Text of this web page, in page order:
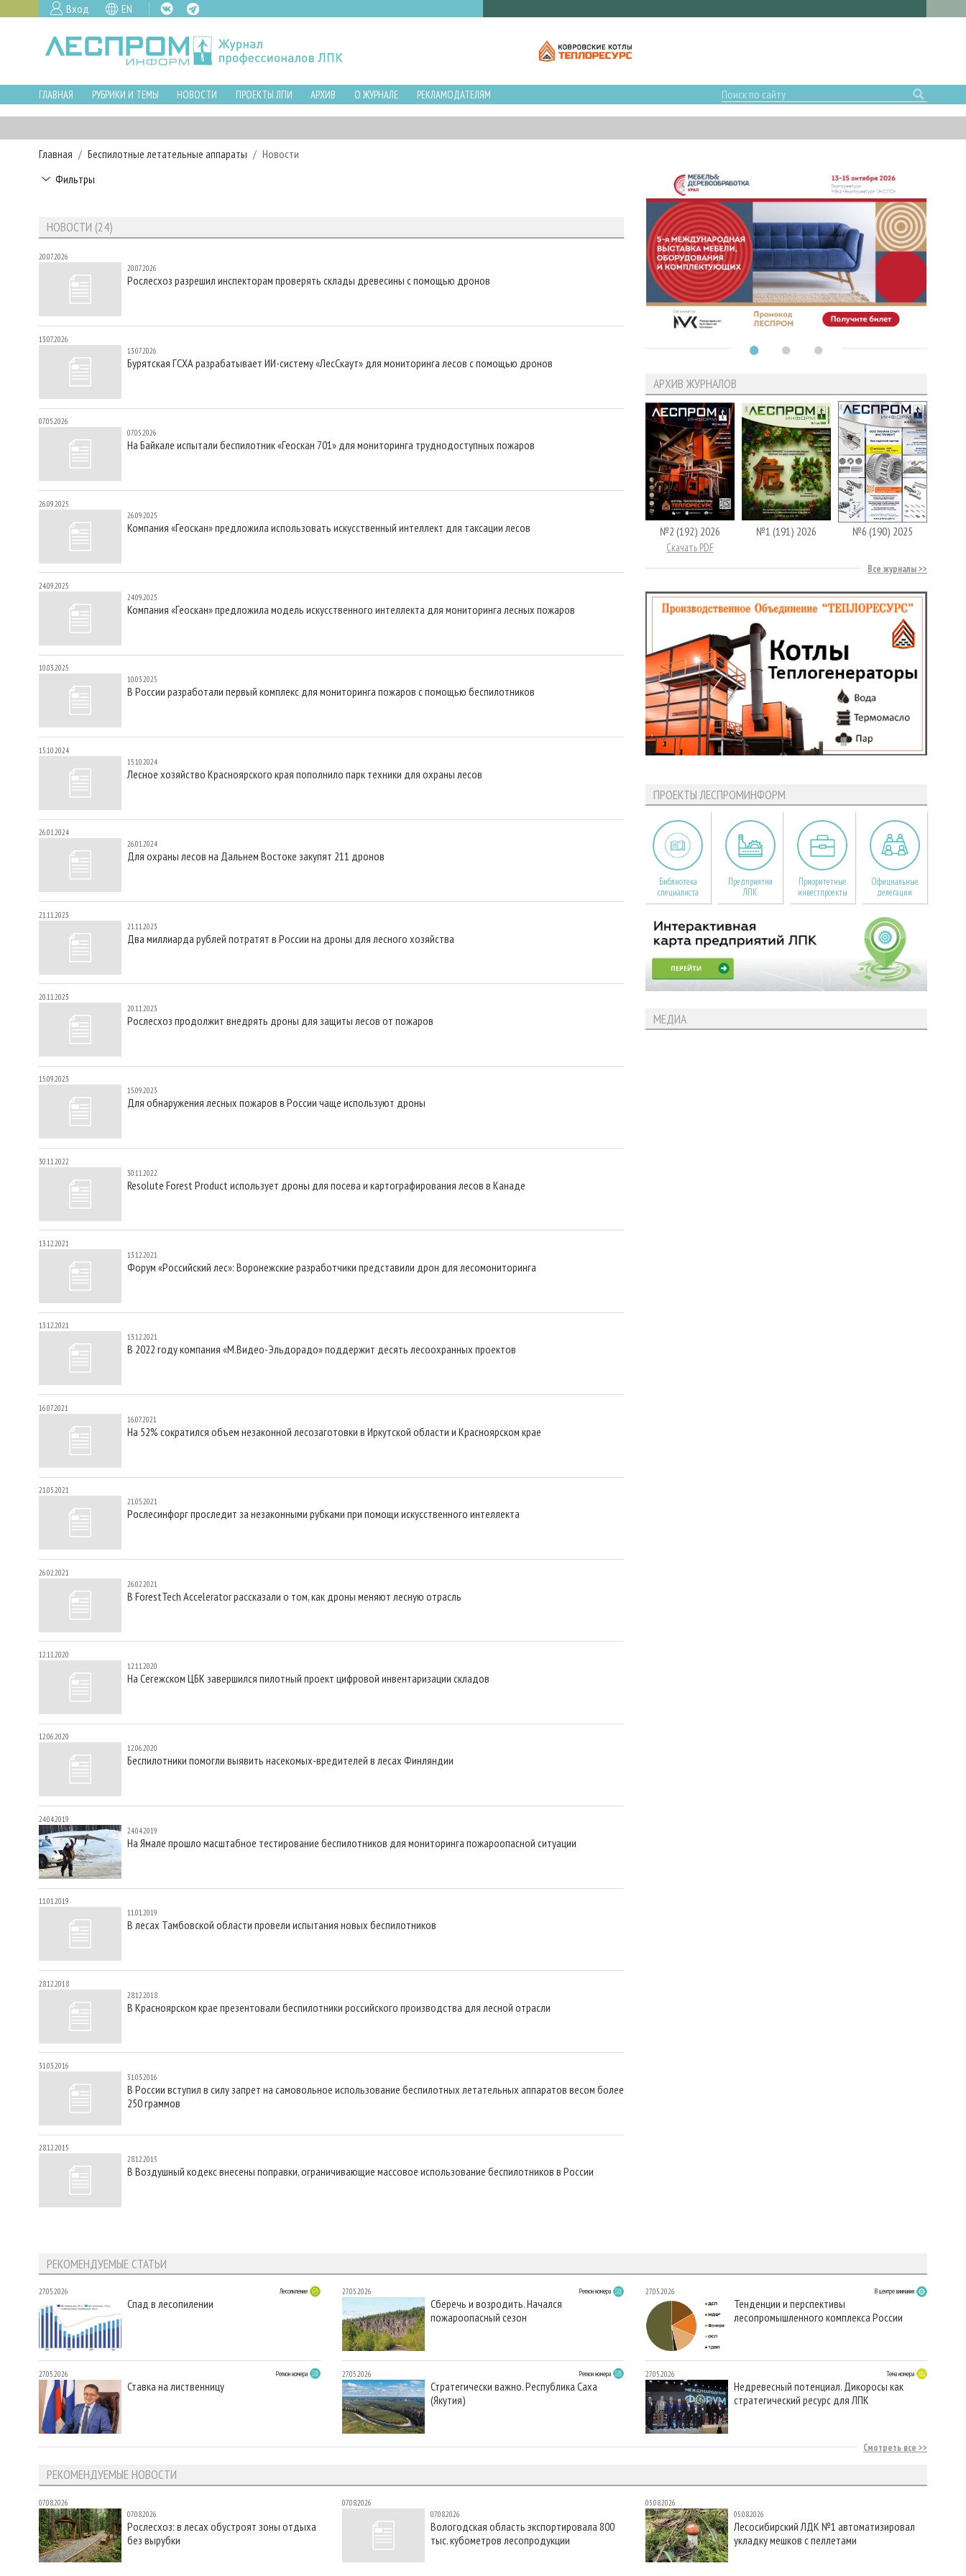
Вход EN
ГЛАВНАЯ РУБРИКИ И ТЕМЫ НОВОСТИ ПРОЕКТЫ ЛПИ АРХИВ О ЖУРНАЛЕ РЕКЛАМОДАТЕЛЯМ
Главная Беспилотные летательные аппараты
Новости
Фильтры
НОВОСТИ (24)
20.07.2026
20.07.2026
Рослесхоз разрешил инспекторам проверять склады древесины с помощью дронов
13.07.2026
13.07.2026
Бурятская ГСХА разрабатывает ИИ-систему «ЛесСкаут» для мониторинга лесов с помощью дронов
07.05.2026
07.05.2026
На Байкале испытали беспилотник «Геоскан 701» для мониторинга труднодоступных пожаров
26.09.2025
26.09.2025
Компания «Геоскан» предложила использовать искусственный интеллект для таксации лесов
24.09.2025
24.09.2025
Компания «Геоскан» предложила модель искусственного интеллекта для мониторинга лесных пожаров
10.03.2025
10.03.2025
В России разработали первый комплекс для мониторинга пожаров с помощью беспилотников
15.10.2024
15.10.2024
Лесное хозяйство Красноярского края пополнило парк техники для охраны лесов
26.01.2024
26.01.2024
Для охраны лесов на Дальнем Востоке закупят 211 дронов
21.11.2023
21.11.2023
Два миллиарда рублей потратят в России на дроны для лесного хозяйства
20.11.2023
20.11.2023
Рослесхоз продолжит внедрять дроны для защиты лесов от пожаров
15.09.2023
15.09.2023
Для обнаружения лесных пожаров в России чаще используют дроны
30.11.2022
30.11.2022
Resolute Forest Product использует дроны для посева и картографирования лесов в Канаде
13.12.2021
13.12.2021
Форум «Российский лес»: Воронежские разработчики представили дрон для лесомониторинга
13.12.2021
13.12.2021
В 2022 году компания «М.Видео-Эльдорадо» поддержит десять лесоохранных проектов
16.07.2021
16.07.2021
На 52% сократился объем незаконной лесозаготовки в Иркутской области и Красноярском крае
21.05.2021
21.05.2021
Рослесинфорг проследит за незаконными рубками при помощи искусственного интеллекта
26.02.2021
26.02.2021
В ForestTech Accelerator рассказали о том, как дроны меняют лесную отрасль
12.11.2020
12.11.2020
На Сегежском ЦБК завершился пилотный проект цифровой инвентаризации складов
12.06.2020
12.06.2020
Беспилотники помогли выявить насекомых-вредителей в лесах Финляндии
24.04.2019
24.04.2019
На Ямале прошло масштабное тестирование беспилотников для мониторинга пожароопасной ситуации
11.01.2019
11.01.2019
В лесах Тамбовской области провели испытания новых беспилотников
28.12.2018
28.12.2018
В Красноярском крае презентовали беспилотники российского производства для лесной отрасли
31.03.2016
31.03.2016
В России вступил в силу запрет на самовольное использование беспилотных летательных аппаратов весом более
250 граммов
28.12.2015
28.12.2015
В Воздушный кодекс внесены поправки, ограничивающие массовое использование беспилотников в России
АРХИВ ЖУРНАЛОВ
№2 (192) 2026
Скачать PDF
№1 (191) 2026 №6 (190) 2025
Все журналы
ПРОЕКТЫ ЛЕСПРОМИНФОРМ
Библиотека
специалиста
Предприятия
ЛПК
Приоритетные
инвестпроекты
Официальные
делегации
МЕДИА
РЕКОМЕНДУЕМЫЕ СТАТЬИ
27.05.2026 Лесопиление
Спад в лесопилении
27.05.2026 Регион номера
Ставка на лиственницу
27.05.2026 Регион номера
Сберечь и возродить. Начался
пожароопасный сезон
27.05.2026 Регион номера
Стратегически важно. Республика Саха
(Якутия)
27.05.2026 В центре внимания
Тенденции и перспективы
лесопромышленного комплекса России
27.05.2026 Тема номера
Недревесный потенциал. Дикоросы как
стратегический ресурс для ЛПК
Смотреть все
РЕКОМЕНДУЕМЫЕ НОВОСТИ
07.08.2026
07.08.2026
Рослесхоз: в лесах обустроят зоны отдыха
без вырубки
07.08.2026
07.08.2026
Вологодская область экспортировала 800
тыс. кубометров лесопродукции
05.08.2026
05.08.2026
Лесосибирский ЛДК №1 автоматизировал
укладку мешков с пеллетами